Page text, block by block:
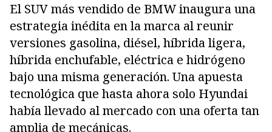
El SUV más vendido de BMW inaugura una
estrategia inédita en la marca al reunir
versiones gasolina, diésel, híbrida ligera,
híbrida enchufable, eléctrica e hidrógeno
bajo una misma generación. Una apuesta
tecnológica que hasta ahora solo Hyundai
había llevado al mercado con una oferta tan
amplia de mecánicas.